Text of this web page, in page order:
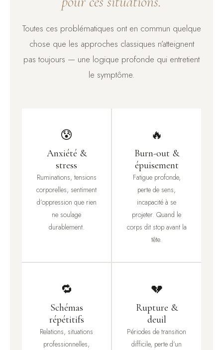
Toutes ces problématiques ont en commun quelque
chose que les approches classiques n’atteignent
pas toujours — une logique profonde qui entretient
le symptôme.
😰
Anxiété &
stress
Ruminations, tensions
corporelles, sentiment
d’oppression que rien
ne soulage
durablement.
🔥
Burn-out &
épuisement
Fatigue profonde,
perte de sens,
incapacité à se
projeter. Quand le
corps dit stop avant la
tête.
🔁
Schémas
répétitifs
Relations, situations
professionnelles,
💔
Rupture &
deuil
Périodes de transition
difficile, perte d’un